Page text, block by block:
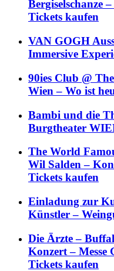
Bergiselschanze
Tickets kaufen
VAN GOGH
Immersive
90ies Club @
Wien – Wo ist
Bambi und die
Burgtheater
The World
Wil Salden –
Tickets kaufen
Einladung zur
Künstler –
Die Ärzte –
Konzert –
Tickets kaufen